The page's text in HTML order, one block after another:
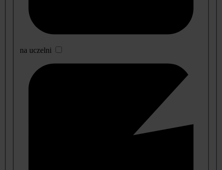
na uczelni